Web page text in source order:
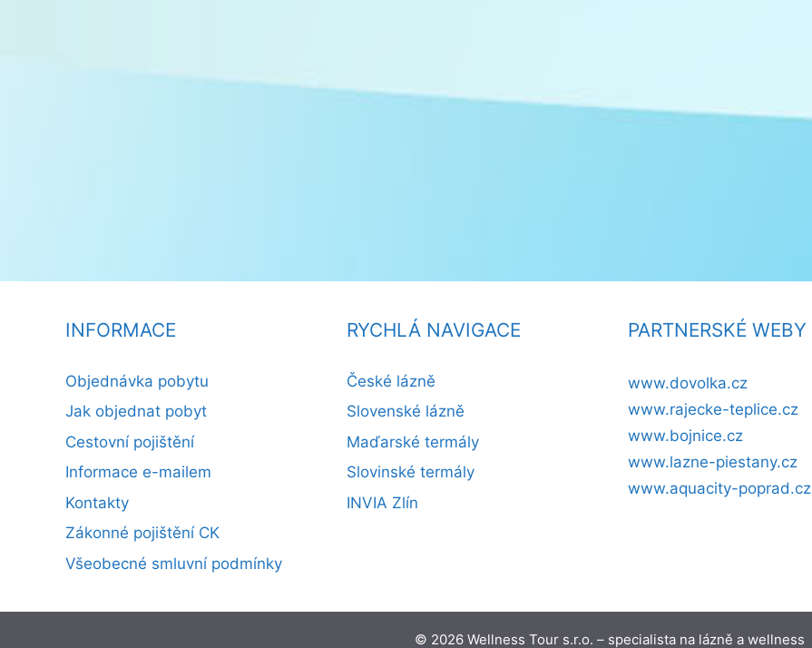
INFORMACE
Objednávka pobytu
Jak objednat pobyt
Cestovní pojištění
Informace e-mailem
Kontakty
Zákonné pojištění CK
Všeobecné smluvní podmínky
RYCHLÁ NAVIGACE
České lázně
Slovenské lázně
Maďarské termály
Slovinské termály
INVIA Zlín
PARTNERSKÉ WEBY
www.dovolka.cz
www.rajecke-teplice.cz
www.bojnice.cz
www.lazne-piestany.cz
www.aquacity-poprad.cz
© 2026 Wellness Tour s.r.o. – specialista na lázně a wellness